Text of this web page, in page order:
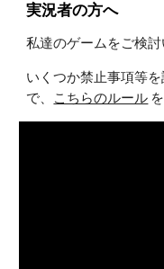
実況者の方へ
私達のゲームをご検
いくつか禁止事項等
で、 こちらのルール